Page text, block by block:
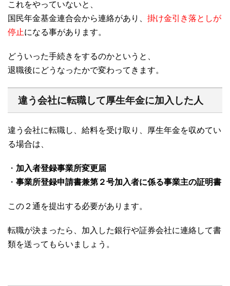
これをやっていないと、
国民年金基金連合会から連絡があり、 掛け金引き落としが
停止になる事があります。
どういった手続きをするのかというと、
退職後にどうなったかで変わってきます。
違う会社に転職して厚生年金に加入した人
違う会社に転職し、給料を受け取り、厚生年金を収めてい
る場合は、
・ 加入者登録事業所変更届
・ 事業所登録申請書兼第２号加入者に係る事業主の証明書
この２通を提出する必要があります。
転職が決まったら、加入した銀行や証券会社に連絡して書
類を送ってもらいましょう。